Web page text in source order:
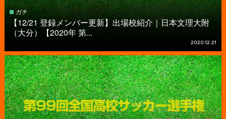
ガチ
【12/21 登録メンバー更新】出場校紹介｜日本文理大附
（大分）【2020年 第...
2020.12.21